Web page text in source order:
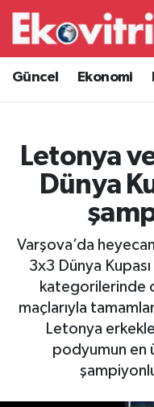
Güncel Ekonomi
Letonya
Dünya
Varşova’da
3x3 Dünya
kategorilerinde
maçlarıyla
Letonya
podyumun en
Güncel
Ekonomi
İş Dünyası
Lojistik
Otovitrin
Asayiş
Magazin
Hava Durumu
Trafik Durumu
Süper Lig Puan
Tüm Manşetler
Son Dakika
Haber Arşivi